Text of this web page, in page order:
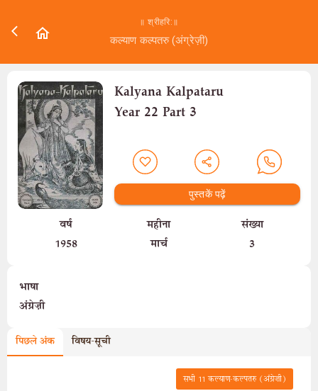
॥ श्रीहरि:॥
कल्याण कल्पतरु (अंग्रेज़ी)
Kalyana Kalpataru
Year 22 Part 3
पुस्तकें पढ़ें
वर्ष
1958
महीना
मार्च
संख्या
3
भाषा
अंग्रेज़ी
पिछले अंक विषय-सूची
सभी 11 कल्याण-कल्पतरु (अंग्रेज़ी)